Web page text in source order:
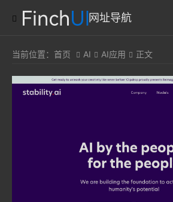
网址导航
当前位置： 首页 AI AI应用 正文